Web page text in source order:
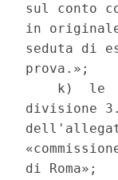
sul conto
in
seduta di
prova.»;
k)  le
divisione
di Roma»;